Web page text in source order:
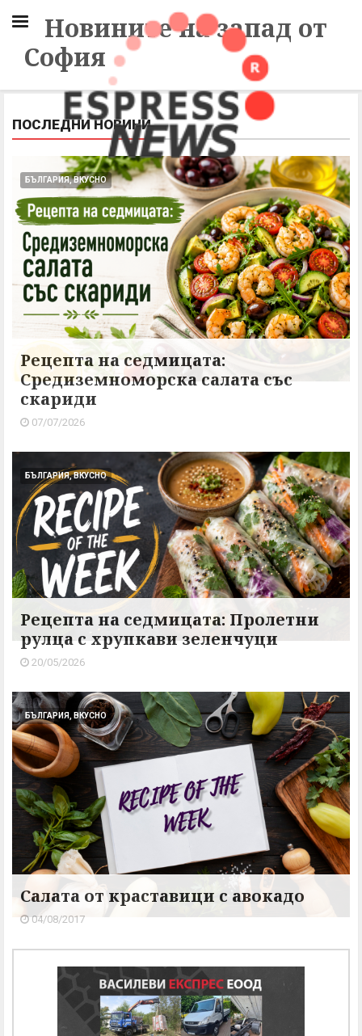
Новините на запад от
София
ПОСЛЕДНИ НОВИНИ
БЪЛГАРИЯ, ВКУСНО
Рецепта на седмицата:
Средиземноморска салата със
скариди
07/07/2026
БЪЛГАРИЯ, ВКУСНО
Рецепта на седмицата: Пролетни
рулца с хрупкави зеленчуци
20/05/2026
БЪЛГАРИЯ, ВКУСНО
Салата от краставици с авокадо
04/08/2017